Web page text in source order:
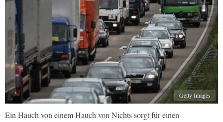
Getty Images
Ein Hauch von einem Hauch von Nichts sorgt für einen